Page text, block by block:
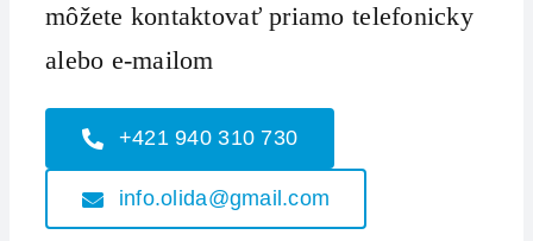
môžete kontaktovať priamo telefonicky
alebo e-mailom
+421 940 310 730
info.olida@gmail.com